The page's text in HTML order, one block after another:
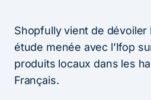
Shopfully vient de dévoiler
étude menée avec l’Ifop
produits locaux dans les
Français.